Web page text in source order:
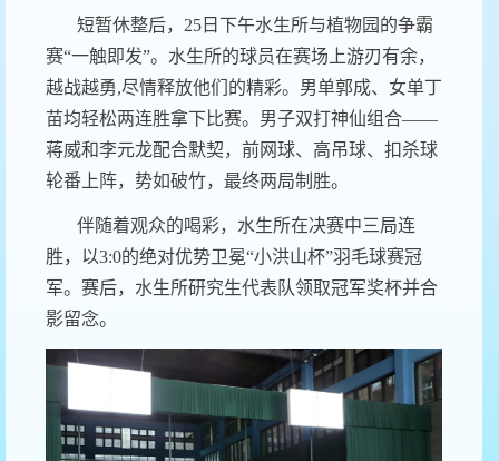
短暂休整后， 25 日下午水生所与植物园的争霸
赛“一触即发”。水生所的球员在赛场上游刃有余，
越战越勇,尽情释放他们的精彩。男单郭成、女单丁
苗均轻松两连胜拿下比赛。男子双打神仙组合——
蒋威和李元龙配合默契，前网球、高吊球、扣杀球
轮番上阵，势如破竹，最终两局制胜。
伴随着观众的喝彩，水生所在决赛中三局连
胜，以3:0的绝对优势卫冕“小洪山杯”羽毛球赛冠
军。赛后，水生所研究生代表队领取冠军奖杯并合
影留念。